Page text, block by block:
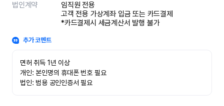
법인계약
임직원 전용
고객 전용 가상계좌 입금 또는 카드결제
*카드결제시 세금계산서 발행 불가
추가 코멘트
면허 취득 1년 이상
개인: 본인명의 휴대폰 번호 필요
법인: 범용 공인인증서 필요